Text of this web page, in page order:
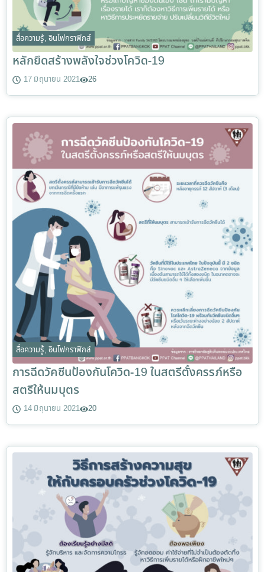
สื่อความรู้, อินโฟกราฟิกส์
หลักยึดสร้างพลังใจช่วงโควิด-19
17 มิถุนายน 2021 26
สื่อความรู้, อินโฟกราฟิกส์
การฉีดวัคซีนป้องกันโควิด-19 ในสตรีตั้งครรภ์หรือ
สตรีให้นมบุตร
14 มิถุนายน 2021 20